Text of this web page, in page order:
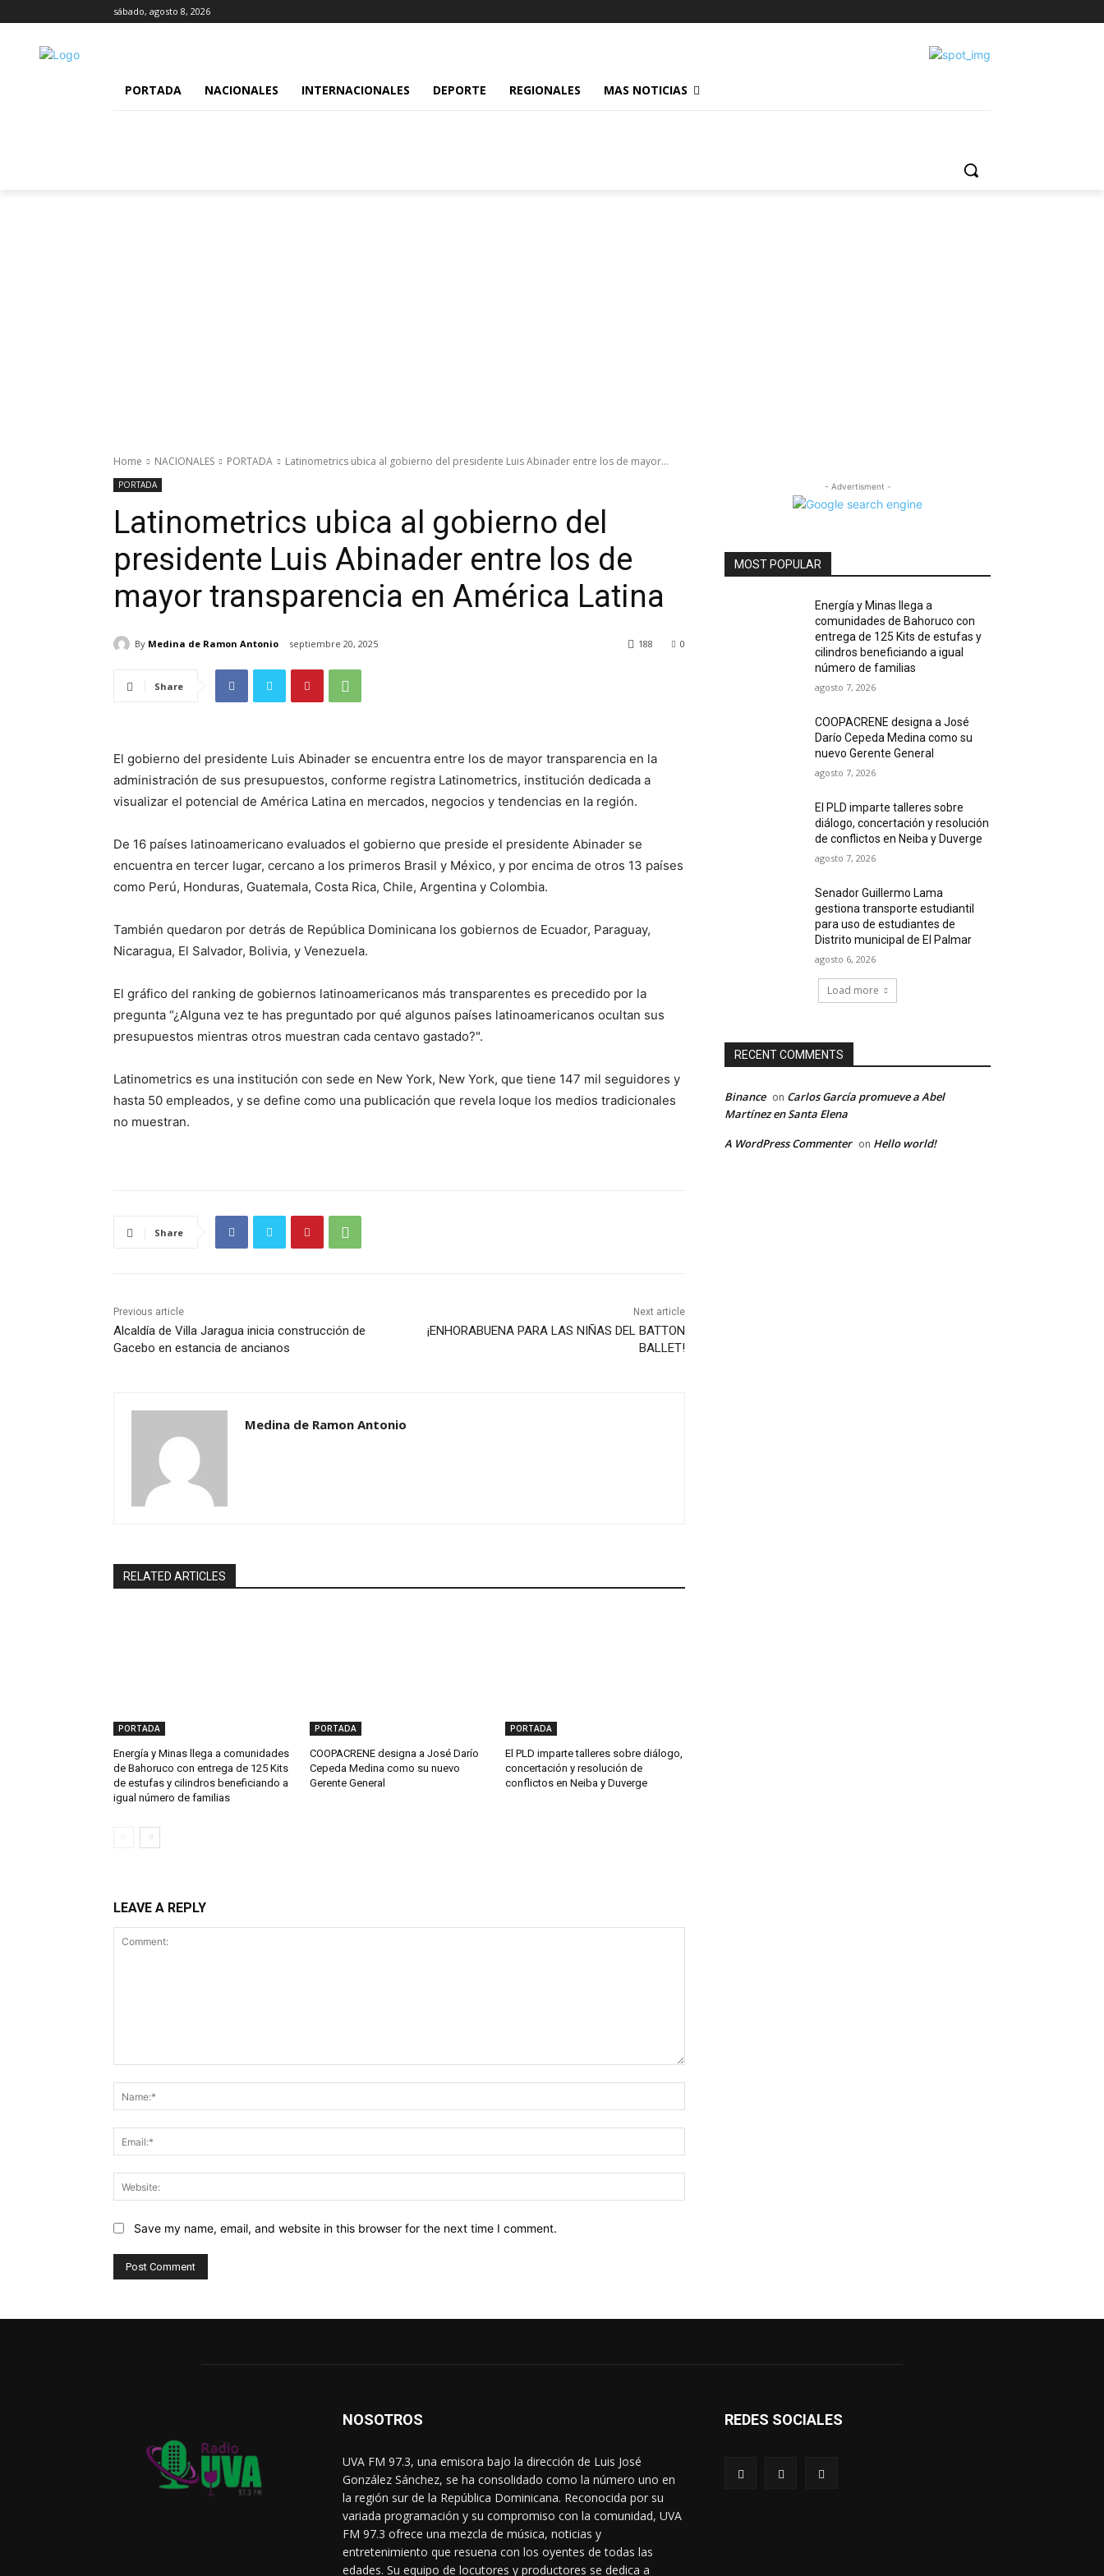
sábado, agosto 8, 2026
PORTADA NACIONALES INTERNACIONALES DEPORTE REGIONALES MAS NOTICIAS
Home NACIONALES PORTADA Latinometrics ubica al gobierno del presidente Luis Abinader entre los de mayor...
PORTADA
Latinometrics ubica al gobierno del
presidente Luis Abinader entre los de
mayor transparencia en América Latina
By Medina de Ramon Antonio septiembre 20, 2025 0
188
Share
El gobierno del presidente Luis Abinader se encuentra entre los de mayor transparencia en la
administración de sus presupuestos, conforme registra Latinometrics, institución dedicada a
visualizar el potencial de América Latina en mercados, negocios y tendencias en la región.
De 16 países latinoamericano evaluados el gobierno que preside el presidente Abinader se
encuentra en tercer lugar, cercano a los primeros Brasil y México, y por encima de otros 13 países
como Perú, Honduras, Guatemala, Costa Rica, Chile, Argentina y Colombia.
También quedaron por detrás de República Dominicana los gobiernos de Ecuador, Paraguay,
Nicaragua, El Salvador, Bolivia, y Venezuela.
El gráfico del ranking de gobiernos latinoamericanos más transparentes es precedido por la
pregunta “¿Alguna vez te has preguntado por qué algunos países latinoamericanos ocultan sus
presupuestos mientras otros muestran cada centavo gastado?".
Latinometrics es una institución con sede en New York, New York, que tiene 147 mil seguidores y
hasta 50 empleados, y se define como una publicación que revela loque los medios tradicionales
no muestran.
Share
Previous article
Alcaldía de Villa Jaragua inicia construcción de
Gacebo en estancia de ancianos
Next article
¡ENHORABUENA PARA LAS NIÑAS DEL BATTON
BALLET!
Medina de Ramon Antonio
RELATED ARTICLES
PORTADA
Energía y Minas llega a comunidades
de Bahoruco con entrega de 125 Kits
de estufas y cilindros beneficiando a
igual número de familias
PORTADA
COOPACRENE designa a José Darío
Cepeda Medina como su nuevo
Gerente General
PORTADA
El PLD imparte talleres sobre diálogo,
concertación y resolución de
conflictos en Neiba y Duverge
LEAVE A REPLY
Save my name, email, and website in this browser for the next time I comment.
- Advertisment -
MOST POPULAR
Energía y Minas llega a
comunidades de Bahoruco con
entrega de 125 Kits de estufas y
cilindros beneficiando a igual
número de familias
agosto 7, 2026
COOPACRENE designa a José
Darío Cepeda Medina como su
nuevo Gerente General
agosto 7, 2026
El PLD imparte talleres sobre
diálogo, concertación y resolución
de conflictos en Neiba y Duverge
agosto 7, 2026
Senador Guillermo Lama
gestiona transporte estudiantil
para uso de estudiantes de
Distrito municipal de El Palmar
agosto 6, 2026
Load more
RECENT COMMENTS
Binance on Carlos García promueve a Abel
Martínez en Santa Elena
A WordPress Commenter on Hello world!
NOSOTROS
UVA FM 97.3, una emisora bajo la dirección de Luis José
González Sánchez, se ha consolidado como la número uno en
la región sur de la República Dominicana. Reconocida por su
variada programación y su compromiso con la comunidad, UVA
FM 97.3 ofrece una mezcla de música, noticias y
entretenimiento que resuena con los oyentes de todas las
edades. Su equipo de locutores y productores se dedica a
REDES SOCIALES